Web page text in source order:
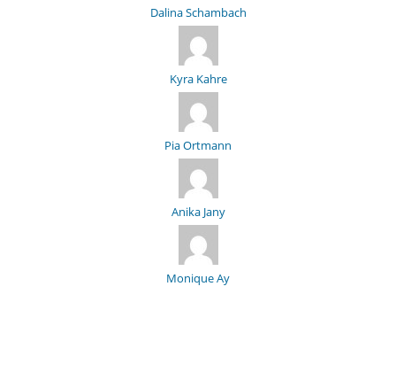
Dalina Schambach
Kyra Kahre
Pia Ortmann
Anika Jany
Monique Ay